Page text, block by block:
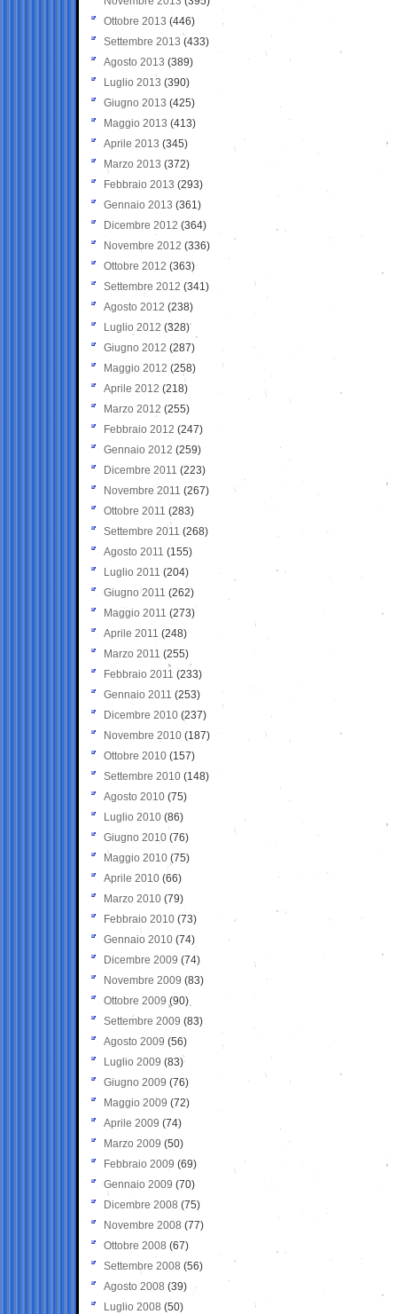
Ottobre 2013 (446)
Settembre 2013 (433)
Agosto 2013 (389)
Luglio 2013 (390)
Giugno 2013 (425)
Maggio 2013 (413)
Aprile 2013 (345)
Marzo 2013 (372)
Febbraio 2013 (293)
Gennaio 2013 (361)
Dicembre 2012 (364)
Novembre 2012 (336)
Ottobre 2012 (363)
Settembre 2012 (341)
Agosto 2012 (238)
Luglio 2012 (328)
Giugno 2012 (287)
Maggio 2012 (258)
Aprile 2012 (218)
Marzo 2012 (255)
Febbraio 2012 (247)
Gennaio 2012 (259)
Dicembre 2011 (223)
Novembre 2011 (267)
Ottobre 2011 (283)
Settembre 2011 (268)
Agosto 2011 (155)
Luglio 2011 (204)
Giugno 2011 (262)
Maggio 2011 (273)
Aprile 2011 (248)
Marzo 2011 (255)
Febbraio 2011 (233)
Gennaio 2011 (253)
Dicembre 2010 (237)
Novembre 2010 (187)
Ottobre 2010 (157)
Settembre 2010 (148)
Agosto 2010 (75)
Luglio 2010 (86)
Giugno 2010 (76)
Maggio 2010 (75)
Aprile 2010 (66)
Marzo 2010 (79)
Febbraio 2010 (73)
Gennaio 2010 (74)
Dicembre 2009 (74)
Novembre 2009 (83)
Ottobre 2009 (90)
Settembre 2009 (83)
Agosto 2009 (56)
Luglio 2009 (83)
Giugno 2009 (76)
Maggio 2009 (72)
Aprile 2009 (74)
Marzo 2009 (50)
Febbraio 2009 (69)
Gennaio 2009 (70)
Dicembre 2008 (75)
Novembre 2008 (77)
Ottobre 2008 (67)
Settembre 2008 (56)
Agosto 2008 (39)
Luglio 2008 (50)